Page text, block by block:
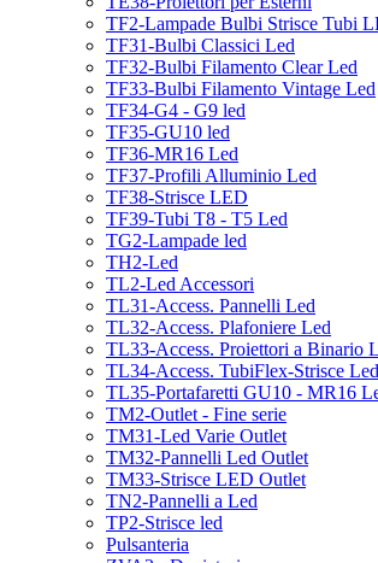
TF2-Lampade Bulbi Strisce Tubi
TF31-Bulbi Classici Led
TF32-Bulbi Filamento Clear Led
TF33-Bulbi Filamento Vintage Led
TF34-G4 - G9 led
TF35-GU10 led
TF36-MR16 Led
TF37-Profili Alluminio Led
TF38-Strisce LED
TF39-Tubi T8 - T5 Led
TG2-Lampade led
TH2-Led
TL2-Led Accessori
TL31-Access. Pannelli Led
TL32-Access. Plafoniere Led
TL33-Access. Proiettori a Binario
TL34-Access. TubiFlex-Strisce Led
TL35-Portafaretti GU10 - MR16
TM2-Outlet - Fine serie
TM31-Led Varie Outlet
TM32-Pannelli Led Outlet
TM33-Strisce LED Outlet
TN2-Pannelli a Led
TP2-Strisce led
Pulsanteria